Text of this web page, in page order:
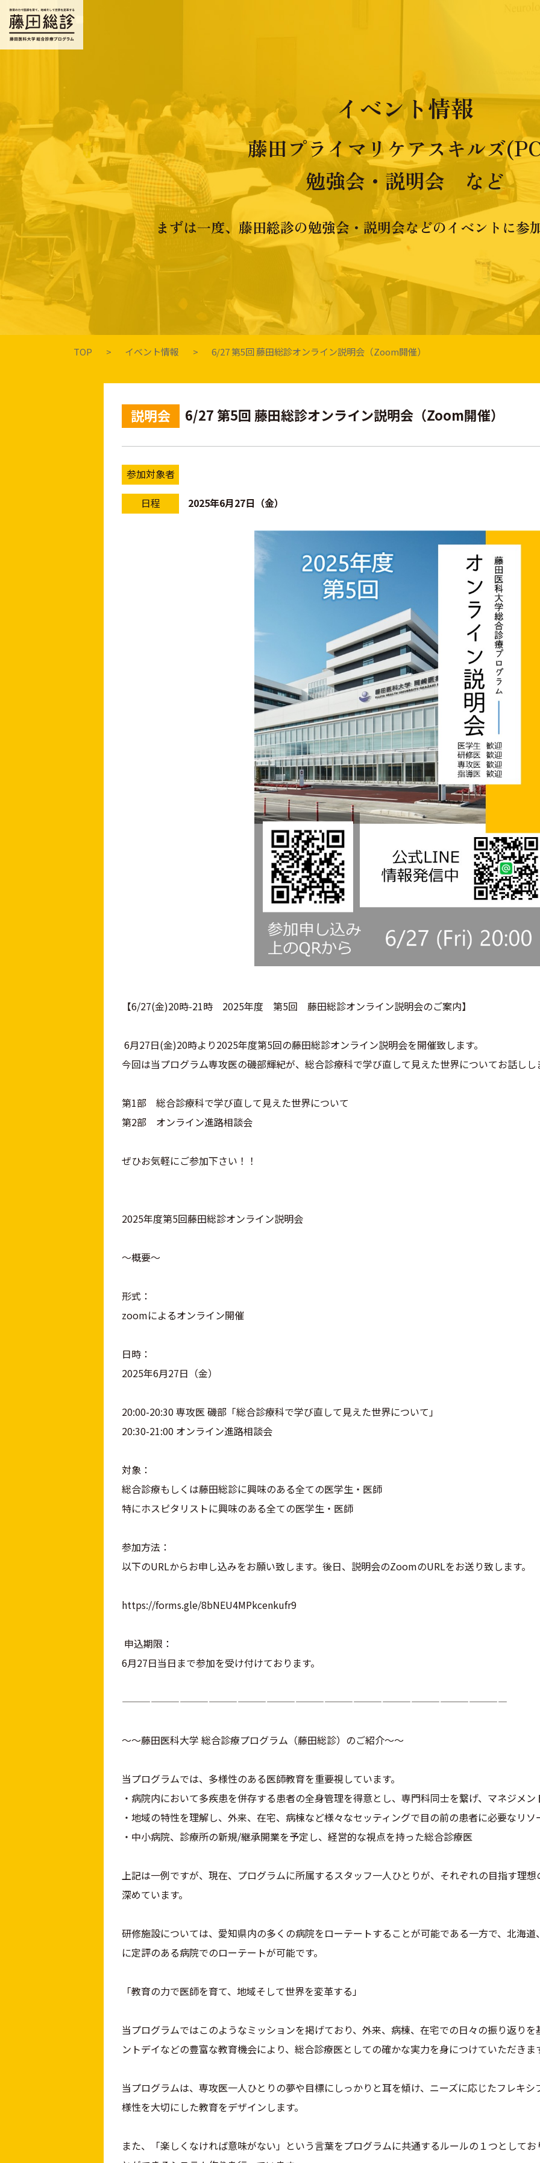
イベント情報
藤田プライマリケアスキルズ
勉強会・説明会 など
まずは一度、藤田総診の勉強会・説明会などのイベントに参
TOP イベント情報 6/27 第5回 藤田総診オンライン説明会（Zoom開催）
説明会 6/27 第5回 藤田総診オンライン説明会（Zoom開催）
参加対象者
日程
2025年6月27日（金）
【6/27(金)20時-21時 2025年度 第5回 藤田総診オンライン説明会のご案内】
6月27日(金)20時より2025年度第5回の藤田総診オンライン説明会を開催致します。
今回は当プログラム専攻医の磯部輝紀が、総合診療科で学び直して見えた世界についてお話し
第1部 総合診療科で学び直して見えた世界について
第2部 オンライン進路相談会
ぜひお気軽にご参加下さい！！
2025年度第5回藤田総診オンライン説明会
～概要～
形式：
zoomによるオンライン開催
日時：
2025年6月27日（金）
20:00-20:30 専攻医 磯部「総合診療科で学び直して見えた世界について」
20:30-21:00 オンライン進路相談会
対象：
総合診療もしくは藤田総診に興味のある全ての医学生・医師
特にホスピタリストに興味のある全ての医学生・医師
参加方法：
以下のURLからお申し込みをお願い致します。後日、説明会のZoomのURLをお送り致します。
https://forms.gle/8bNEU4MPkcenkufr9
申込期限：
6月27日当日まで参加を受け付けております。
————————————————————————————————————————
～～藤田医科大学 総合診療プログラム（藤田総診）のご紹介～～
当プログラムでは、多様性のある医師教育を重要視しています。
・病院内において多疾患を併存する患者の全身管理を得意とし、専門科同士を繋げ、マネジメ
・地域の特性を理解し、外来、在宅、病棟など様々なセッティングで目の前の患者に必要なリ
・中小病院、診療所の新規/継承開業を予定し、経営的な視点を持った総合診療医
上記は一例ですが、現在、プログラムに所属するスタッフ一人ひとりが、それぞれの目指す理
深めています。
研修施設については、愛知県内の多くの病院をローテートすることが可能である一方で、北海
に定評のある病院でのローテートが可能です。
「教育の力で医師を育て、地域そして世界を変革する」
当プログラムではこのようなミッションを掲げており、外来、病棟、在宅での日々の振り返り
ントデイなどの豊富な教育機会により、総合診療医としての確かな実力を身につけていただきま
当プログラムは、専攻医一人ひとりの夢や目標にしっかりと耳を傾け、ニーズに応じたフレキ
様性を大切にした教育をデザインします。
また、「楽しくなければ意味がない」という言葉をプログラムに共通するルールの１つとして